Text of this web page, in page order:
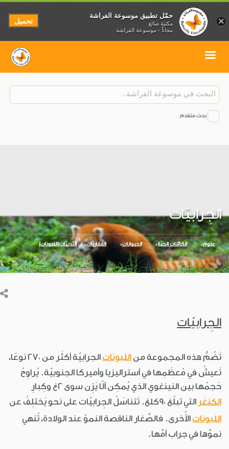
بحث متقدم
الجِرابيّات
علوم الكائنات الحيّة الحيوانات الفقاريّات الثدييّات(اللبونات)
الجِرابيّات
تَضُمُّ هذه المجموعة من اللبونات
الجرابيّة أكثَر من 270 نوعًا،
تَعيشُ في مُعظَمِها في أستراليزيا وأميركا الجنوبيّة. يُراوِحُ
حَجمُها بين النينغوي الذي يُمكِن ألّا يَزِن سوى 2غ وكِبارِ
الكنغَر التي تبلُغ 90كلغ. تَتناسَلُ الجِرابيّات على نحو يَختلِفُ عن
اللبوناتالأُخرى. فالصِّغار الناقصة النموّ عند الولادة، تُنهي
نموَّها في جراب أمِّها.
×
حمّل تطبيق موسوعة الفراشة
مكتبة صائغ
مجاناً - موسوعة الفراشة
تحميل